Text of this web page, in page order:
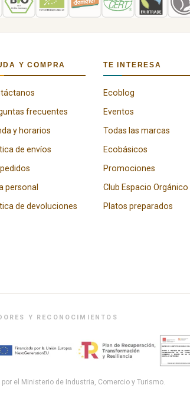
Y COMPRA
frecuentes
y horarios
de envíos
personal
de devoluciones
TE INTERESA
Ecoblog
Eventos
Todas las marcas
Ecobásicos
Promociones
Club Espacio Orgánico
Platos preparados
Y RECONOCIMIENTOS
el Ministerio de Industria, Comercio y Turismo.